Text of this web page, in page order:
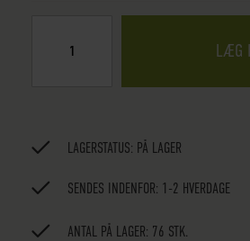
LÆG
LAGERSTATUS: PÅ LAGER
SENDES INDENFOR: 1-2 HVERDAGE
ANTAL PÅ LAGER: 76 STK.